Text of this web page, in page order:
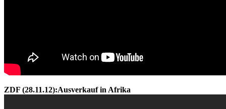
ZDF (28.11.12):Ausverkauf in Afrika